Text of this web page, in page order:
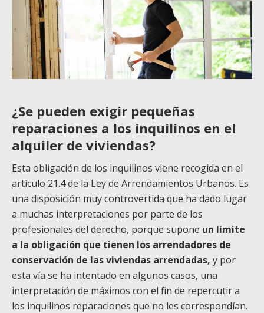
¿Se pueden exigir pequeñas
reparaciones a los inquilinos en el
alquiler de viviendas?
Esta obligación de los inquilinos viene recogida en el
artículo 21.4 de la Ley de Arrendamientos Urbanos. Es
una disposición muy controvertida que ha dado lugar
a muchas interpretaciones por parte de los
profesionales del derecho, porque supone un límite
a la obligación que tienen los arrendadores de
conservación de las viviendas arrendadas, y por
esta vía se ha intentado en algunos casos, una
interpretación de máximos con el fin de repercutir a
los inquilinos reparaciones que no les correspondían.